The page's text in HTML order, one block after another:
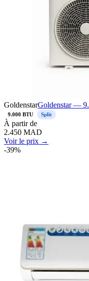
GoldenstarGoldenstar —
9.000 BTU Split
À partir de
2.450 MAD
Voir le prix →
-39%